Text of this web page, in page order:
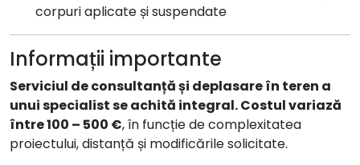
corpuri aplicate și suspendate
Informații importante
Serviciul de consultanță și deplasare în teren a
unui specialist se achită integral. Costul variază
între 100 – 500 €, în funcție de complexitatea
proiectului, distanță și modificările solicitate.